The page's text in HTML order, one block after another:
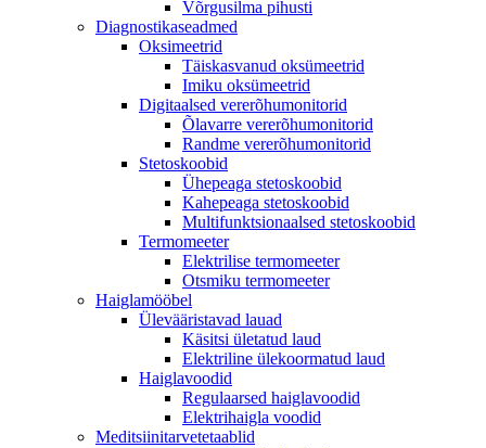
Võrgusilma pihusti
Diagnostikaseadmed
Oksimeetrid
Täiskasvanud oksümeetrid
Imiku oksümeetrid
Digitaalsed vererõhumonitorid
Õlavarre vererõhumonitorid
Randme vererõhumonitorid
Stetoskoobid
Ühepeaga stetoskoobid
Kahepeaga stetoskoobid
Multifunktsionaalsed stetoskoobid
Termomeeter
Elektrilise termomeeter
Otsmiku termomeeter
Haiglamööbel
Ülevääristavad lauad
Käsitsi ületatud laud
Elektriline ülekoormatud laud
Haiglavoodid
Regulaarsed haiglavoodid
Elektrihaigla voodid
Meditsiinitarvetetaablid